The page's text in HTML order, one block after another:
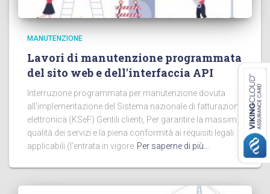
MANUTENZIONE
Lavori di manutenzione programmata
del sito web e dell'interfaccia API
Interruzione programmata per manutenzione dovuta
all'implementazione del Sistema nazionale di fatturazione
elettronica (KSeF) Gentili clienti, Per garantire la massima
qualità dei servizi e la piena conformità ai requisiti legali
applicabili (l'entrata in vigore Per saperne di più…